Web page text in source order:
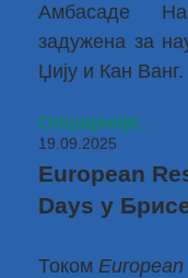
Амбасаде
задужена за
Џију и Кан Ванг.
Опширније...
19.09.2025
European
Days у
Током